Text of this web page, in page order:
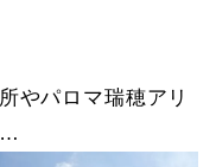
やパロマ瑞穂アリ
…